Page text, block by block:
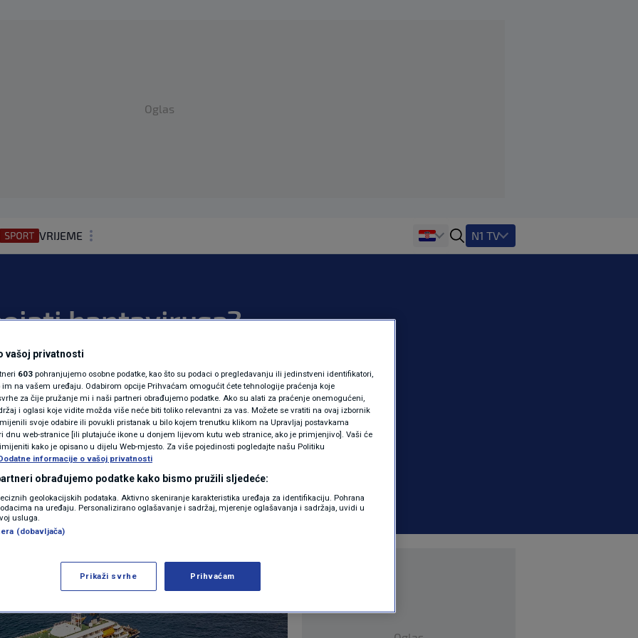
Oglas
VRIJEME
MAGAZIN
KOLUMNE
N1(DIS)INFO
KLIMATSKE PROMJENE
FOTO
VIDEO
N1 TV
hantavirusa?
SVIJET | 1 komentar
Više
vašoj privatnosti
603 pohranjujemo osobne podatke, kao što su podaci o pregledavanju ili jedinstveni identifikatori,
na vašem uređaju. Odabirom opcije Prihvaćam omogućit ćete tehnologije praćenja koje
za čije pružanje mi i naši partneri obrađujemo podatke. Ako su alati za praćenje onemogućeni,
i oglasi koje vidite možda više neće biti toliko relevantni za vas. Možete se vratiti na ovaj izbornik
svoje odabire ili povukli pristanak u bilo kojem trenutku klikom na Upravljaj postavkama
dnu web-stranice [ili plutajuće ikone u donjem lijevom kutu web stranice, ako je primjenjivo]. Vaši će
kako je opisano u dijelu Web-mjesto. Za više pojedinosti pogledajte našu Politiku
informacije o vašoj privatnosti
obrađujemo podatke kako bismo pružili sljedeće:
geolokacijskih podataka. Aktivno skeniranje karakteristika uređaja za identifikaciju. Pohrana
na uređaju. Personalizirano oglašavanje i sadržaj, mjerenje oglašavanja i sadržaja, uvidi u
usluga.
(dobavljača)
Prikaži svrhe Prihvaćam